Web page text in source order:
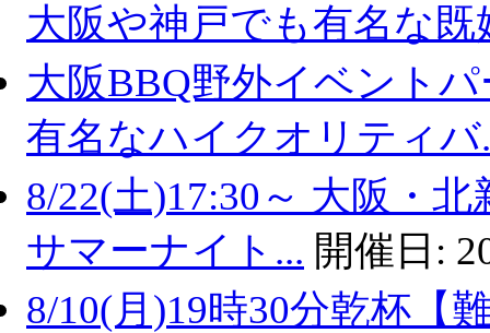
大阪や神戸でも有名な既
大阪BBQ野外イベント
有名なハイクオリティバ
8/22(土)17:30～ 大阪・
サマーナイト... 開催日:
8/10(月)19時30分乾杯【